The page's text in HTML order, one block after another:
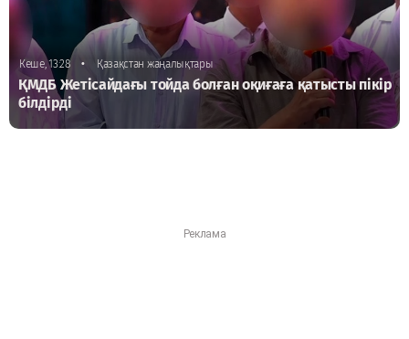
Кеше, 13:28 • Қазақстан жаңалықтары
ҚМДБ Жетісайдағы тойда болған оқиғаға қатысты пікір
білдірді